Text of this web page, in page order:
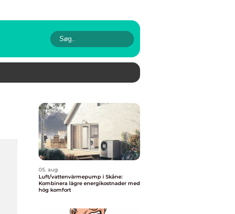
05. aug
Luft/vattenvärmepump i Skåne:
Kombinera lägre energikostnader med
hög komfort